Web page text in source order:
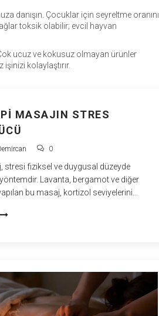
danışın. Çocuklar için seyreltme oranını
toksik olabilir; evcil hayvan
ucuz ve kokusuz olmayan ürünler
kolaylaştırır.
MASAJIN STRES
0
stresi fiziksel ve duygusal düzeyde
Lavanta, bergamot ve diğer
bu masaj, kortizol seviyelerini